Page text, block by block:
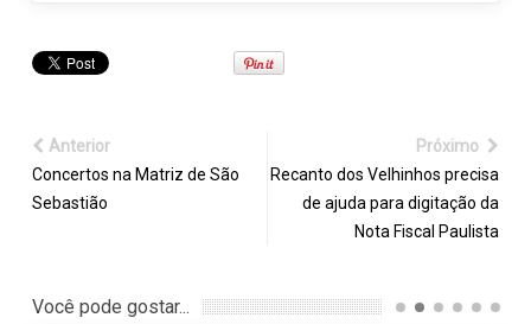
Anterior
Concertos na Matriz de São
Sebastião
Próximo
Recanto dos Velhinhos precisa
de ajuda para digitação da
Nota Fiscal Paulista
Você pode gostar...